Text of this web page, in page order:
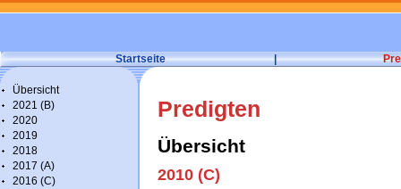
Startseite |
Übersicht
2021 (B)
2020
2019
2018
2017 (A)
2016 (C)
Predigten
Übersicht
2010 (C)